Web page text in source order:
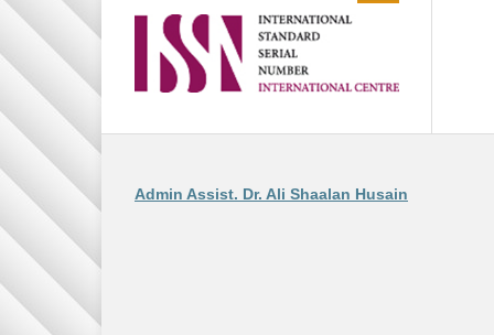
Admin Assist. Dr. Ali Shaalan Husain